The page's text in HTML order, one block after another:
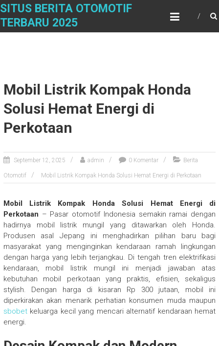
Skip
content
SITUS BERITA OTOMOTIF
TERBARU 2025
Mobil Listrik Kompak Honda
Solusi Hemat Energi di
Perkotaan
September 12, 2025 admin 0 Komentar Berita
Otomotif Mobil Listrik Kompak Honda Solusi Hemat Energi di Perkotaan
Mobil Listrik Kompak Honda Solusi Hemat Energi di
Perkotaan – Pasar otomotif Indonesia semakin ramai dengan
hadirnya mobil listrik mungil yang ditawarkan oleh Honda.
Produsen asal Jepang ini menghadirkan pilihan baru bagi
masyarakat yang menginginkan kendaraan ramah lingkungan
dengan harga yang lebih terjangkau. Di tengah tren elektrifikasi
kendaraan, mobil listrik mungil ini menjadi jawaban atas
kebutuhan mobil perkotaan yang praktis, efisien, sekaligus
stylish. Dengan harga di kisaran Rp 300 jutaan, mobil ini
diperkirakan akan menarik perhatian konsumen muda maupun
sbobetkeluarga kecil yang mencari alternatif kendaraan hemat
energi.